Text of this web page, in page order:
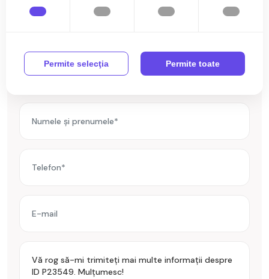
Se accepta ca si modalitate de plata surse proprii sau credit
Prețul este de 105.900€
. Specificați telefonic codul de
oferta / id: P23549
Ești interesat de aceasta proprietate ?
Permite selecţia Permite toate